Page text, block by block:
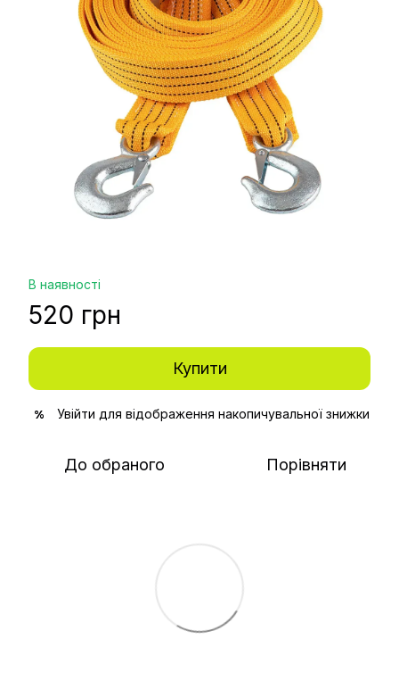
В наявності
520 грн
Купити
% Увійти для відображення накопичувальної знижки
До обраного Порівняти